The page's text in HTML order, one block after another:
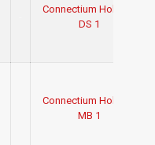
Connectium Holyoke
DS 1
Connectium Holyoke
MB 1